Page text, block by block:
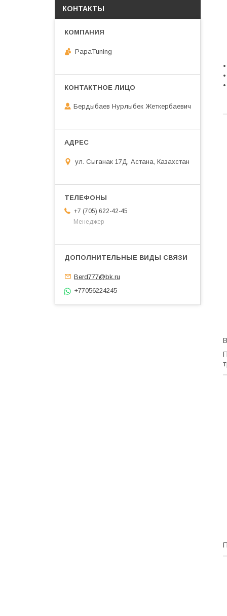
КОНТАКТЫ
PapaTuning
Бердыбаев Нурлыбек Жеткербаевич
ул. Сыганак 17Д, Астана, Казахстан
+7 (705) 622-42-45
Менеджер
Berd777@bk.ru
+77056224245